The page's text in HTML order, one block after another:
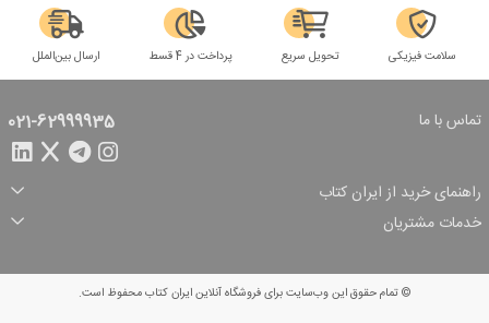
سلامت فیزیکی تحویل سریع پرداخت در 4 قسط ارسال بین‌الملل
تماس با ما 021-62999935
راهنمای خرید از ایران کتاب
ثبت سفارش
شرایط ارسال سفارش
شیوه پرداخت
تخفیف‌های خرید
خدمات مشتریان
© تمام حقوق این وب‌سایت برای فروشگاه آنلاین ایران کتاب محفوظ است.